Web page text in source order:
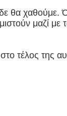
θα χαθούμε.
μαζί με
τέλος της